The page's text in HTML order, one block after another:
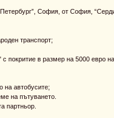
София, от София,
транспорт;
в размер на 5000 евро на
на автобусите;
на пътуването.
партньор.